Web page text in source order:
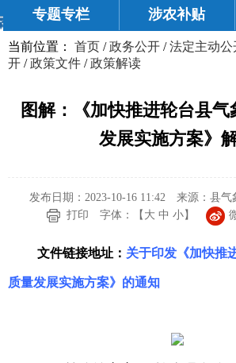
专题专栏 涉农补贴
当前位置： 首页 /政务公开 /法定主动公
开 /政策文件 /政策解读
图解：《加快推进轮台县
发展实施方案》
发布日期：2023-10-16 11:42 来源：县气
打印
字体：【 大 中 小】
文件链接地址： 关于印发《加快推
质量发展实施方案》的通知